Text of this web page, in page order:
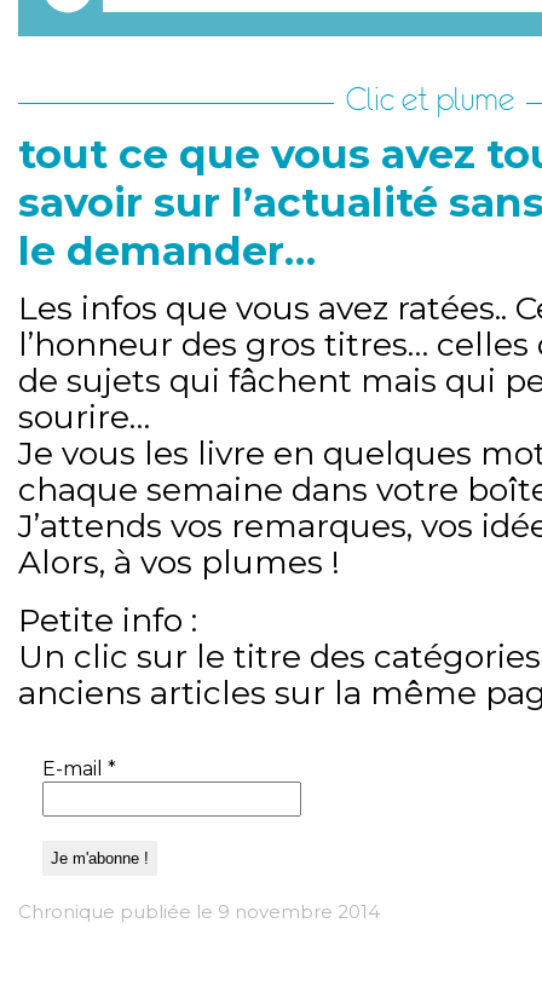
Clic et plume
tout ce que vous avez
savoir sur l’actualité
le demander…
Les infos que vous avez ratées..
l’honneur des gros titres…
de sujets qui fâchent mais qui
sourire…
Je vous les livre en quelques
chaque semaine dans votre
J’attends vos remarques, vos
Alors, à vos plumes !
Petite info :
Un clic sur le titre des
anciens articles sur la même
E-mail *
Chronique publiée le 9 novembre 2014